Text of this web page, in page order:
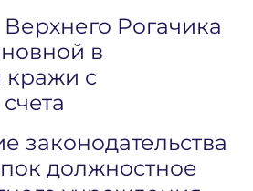
Рогачика
в
с
законодательства
должностное